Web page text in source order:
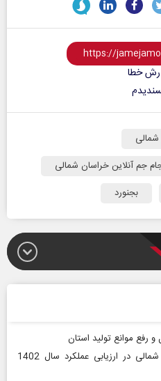
خطا
جم آنلاین خراسان شمالی
بجنورد
کسب رتبه برتر صمت خراسان شمالی در ارزیابی عملکرد سال 1402